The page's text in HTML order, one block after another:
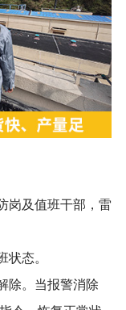
岗及值班干部，雷
状态。
除。当报警消除